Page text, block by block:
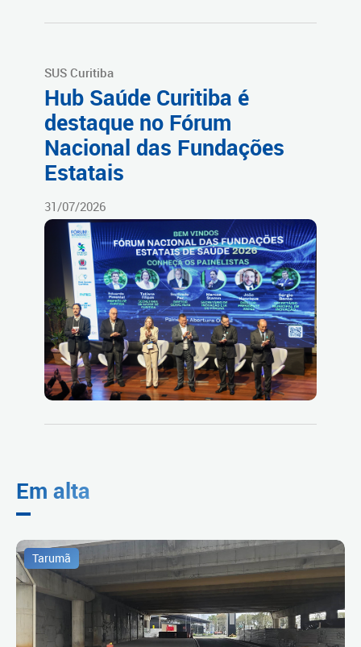
SUS Curitiba
Hub Saúde Curitiba é
destaque no Fórum
Nacional das Fundações
Estatais
31/07/2026
Em alta
Tarumã